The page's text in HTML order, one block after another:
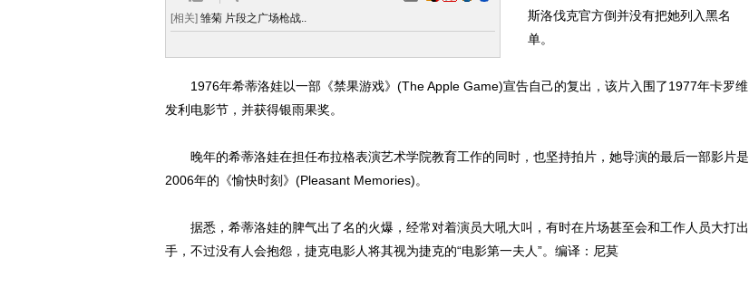
[相关] 雏菊 片段之广场枪战..
斯洛伐克官方倒并没有把她列入黑名
单。
1976年希蒂洛娃以一部《禁果游戏》(The Apple Game)宣告自己的复出，该片入围了1977年卡罗维
发利电影节，并获得银雨果奖。
晚年的希蒂洛娃在担任布拉格表演艺术学院教育工作的同时，也坚持拍片，她导演的最后一部影片是
2006年的《愉快时刻》(Pleasant Memories)。
据悉，希蒂洛娃的脾气出了名的火爆，经常对着演员大吼大叫，有时在片场甚至会和工作人员大打出
手，不过没有人会抱怨，捷克电影人将其视为捷克的“电影第一夫人”。编译：尼莫